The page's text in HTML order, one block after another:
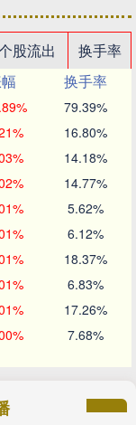
股流出
换手率
换手率
79.39%
16.80%
14.18%
14.77%
5.62%
6.12%
18.37%
6.83%
17.26%
7.68%